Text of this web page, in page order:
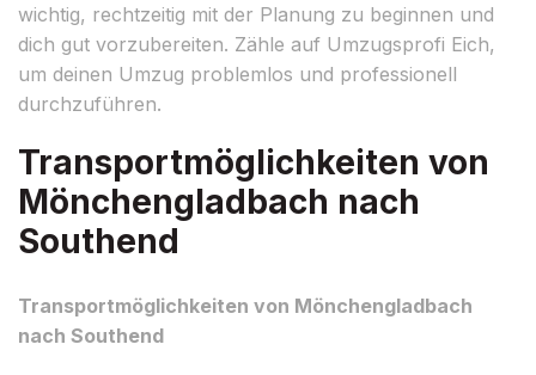
wichtig, rechtzeitig mit der Planung zu beginnen und
dich gut vorzubereiten. Zähle auf Umzugsprofi Eich,
um deinen Umzug problemlos und professionell
durchzuführen.
Transportmöglichkeiten von
Mönchengladbach nach
Southend
Transportmöglichkeiten von Mönchengladbach
nach Southend